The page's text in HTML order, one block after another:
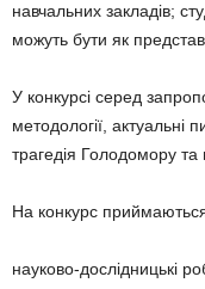
навчальних закладів;
можуть бути як
У конкурсі серед
методології, актуальні
трагедія Голодомору
На конкурс
науково-дослідницькі